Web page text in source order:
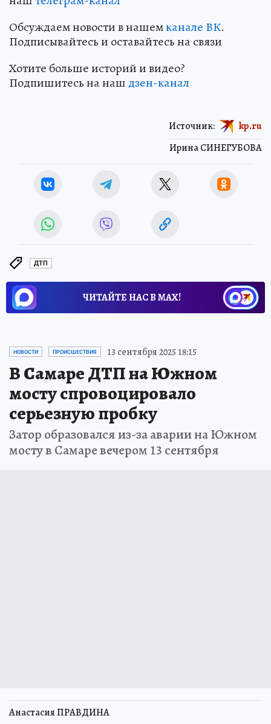
Обсуждаем новости в нашемканале ВК.
Подписывайтесь и оставайтесь на связи
Хотите больше историй и видео?
Подпишитесь на наш дзен-канал
Ирина СИНЕГУБОВА
Источник: kp.ru
ДТП
ЧИТАЙТЕ НАС В МАХ!
НОВОСТИ ПРОИСШЕСТВИЯ 13 сентября 2025 18:15
В Самаре ДТП на Южном
мосту спровоцировало
серьезную пробку
Затор образовался из-за аварии на Южном
мосту в Самаре вечером 13 сентября
Анастасия ПРАВДИНА